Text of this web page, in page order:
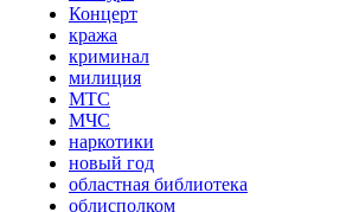
Концерт
кража
криминал
милиция
МТС
МЧС
наркотики
новый год
областная библиотека
облисполком